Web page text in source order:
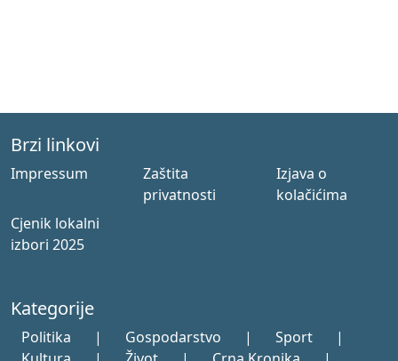
Brzi linkovi
Impressum
Zaštita
privatnosti
Izjava o
kolačićima
Cjenik lokalni
izbori 2025
Kategorije
Politika | Gospodarstvo | Sport
|